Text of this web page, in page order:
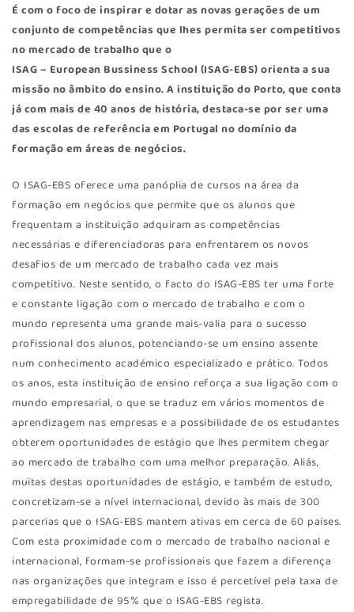
É com o foco de inspirar e dotar as novas gerações de um
conjunto de competências que lhes permita ser competitivos
no mercado de trabalho que o
ISAG – European Bussiness School (ISAG-EBS)orienta a sua
missão no âmbito do ensino. A instituição do Porto, que conta
já com mais de 40 anos de história, destaca-se por ser uma
das escolas de referência em Portugal no domínio da
formação em áreas de negócios.
O ISAG-EBS oferece uma panóplia de cursos na área da
formação em negócios que permite que os alunos que
frequentam a instituição adquiram as competências
necessárias e diferenciadoras para enfrentarem os novos
desafios de um mercado de trabalho cada vez mais
competitivo. Neste sentido, o facto do ISAG-EBS ter uma forte
e constante ligação com o mercado de trabalho e com o
mundo representa uma grande mais-valia para o sucesso
profissional dos alunos, potenciando-se um ensino assente
num conhecimento académico especializado e prático. Todos
os anos, esta instituição de ensino reforça a sua ligação com o
mundo empresarial, o que se traduz em vários momentos de
aprendizagem nas empresas e a possibilidade de os estudantes
obterem oportunidades de estágio que lhes permitem chegar
ao mercado de trabalho com uma melhor preparação. Aliás,
muitas destas oportunidades de estágio, e também de estudo,
concretizam-se a nível internacional, devido às mais de 300
parcerias que o ISAG-EBS mantem ativas em cerca de 60 países.
Com esta proximidade com o mercado de trabalho nacional e
internacional, formam-se profissionais que fazem a diferença
nas organizações que integram e isso é percetível pela taxa de
empregabilidade de 95% que o ISAG-EBS regista.